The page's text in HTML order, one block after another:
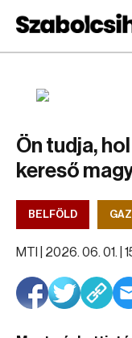
Ön tudja,
kereső
BELFÖLD
MTI | 2026. 06. 01. |